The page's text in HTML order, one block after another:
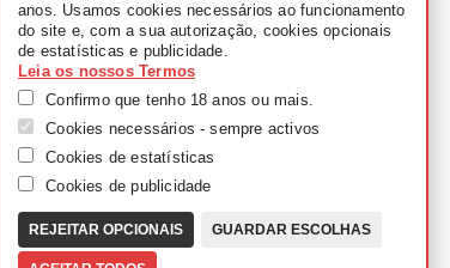
Real | Sexo Anal
anos. Usamos cookies necessários ao funcionamento
do site e, com a sua autorização, cookies opcionais
de estatísticas e publicidade.
Leia os nossos Termos
Confirmo que tenho 18 anos ou mais.
Cookies necessários - sempre activos
Cookies de estatísticas
Cookies de publicidade
REJEITAR OPCIONAIS GUARDAR ESCOLHAS